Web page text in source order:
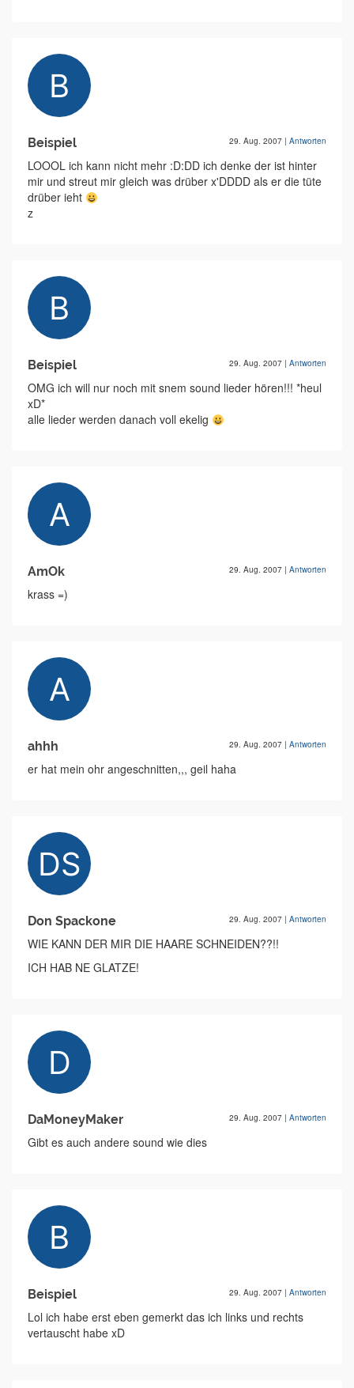
Beispiel 29. Aug. 2007 | Antworten
LOOOL ich kann nicht mehr :D:DD ich denke der ist hinter
mir und streut mir gleich was drüber x'DDDD als er die tüte
drüber ieht
z
Beispiel 29. Aug. 2007 | Antworten
OMG ich will nur noch mit snem sound lieder hören!!! *heul
xD*
alle lieder werden danach voll ekelig
AmOk 29. Aug. 2007 | Antworten
krass =)
ahhh 29. Aug. 2007 | Antworten
er hat mein ohr angeschnitten,,, geil haha
Don Spackone 29. Aug. 2007 | Antworten
WIE KANN DER MIR DIE HAARE SCHNEIDEN??!!
ICH HAB NE GLATZE!
DaMoneyMaker 29. Aug. 2007 | Antworten
Gibt es auch andere sound wie dies
Beispiel 29. Aug. 2007 | Antworten
Lol ich habe erst eben gemerkt das ich links und rechts
vertauscht habe xD